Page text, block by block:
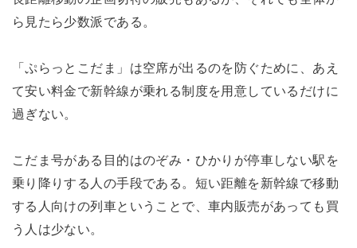
ら見たら少数派である。
「ぷらっとこだま」は空席が出るのを防ぐために、あえ
て安い料金で新幹線が乗れる制度を用意しているだけに
過ぎない。
こだま号がある目的はのぞみ・ひかりが停車しない駅を
乗り降りする人の手段である。短い距離を新幹線で移動
する人向けの列車ということで、車内販売があっても買
う人は少ない。